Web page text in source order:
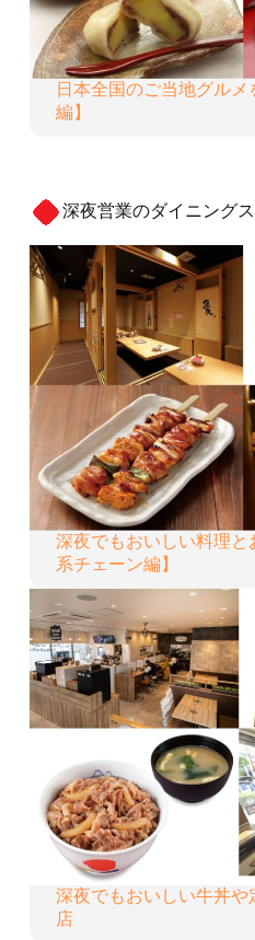
日本全国のご当地グル
編】
深夜営業のダイニング
深夜でもおいしい料理
系チェーン編】
深夜でもおいしい牛丼
店